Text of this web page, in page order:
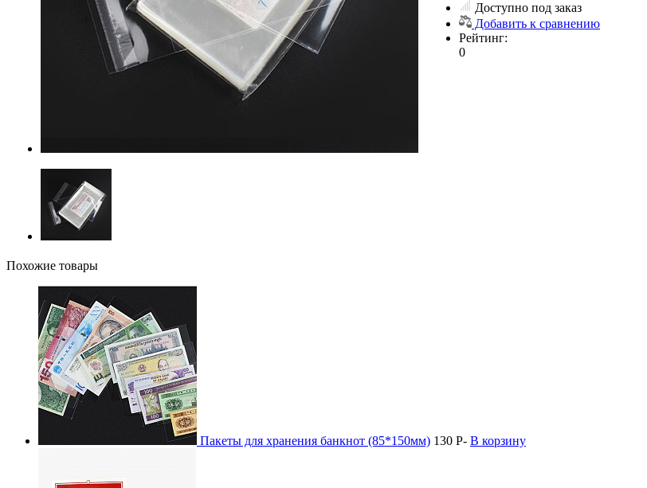
Доступно под заказ
Добавить к сравнению
Рейтинг:
0
Похожие товары
Пакеты для хранения банкнот (85*150мм) 130 P- В корзину